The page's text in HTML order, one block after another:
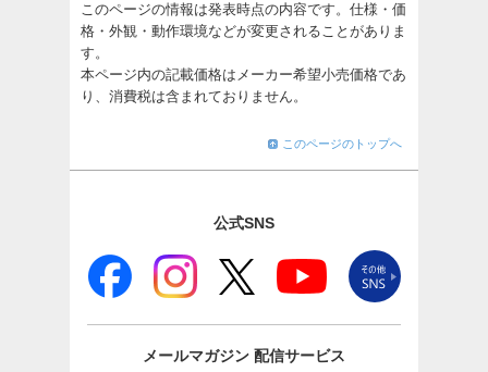
このページの情報は発表時点の内容です。仕様・価
格・外観・動作環境などが変更されることがありま
す。
本ページ内の記載価格はメーカー希望小売価格であ
り、消費税は含まれておりません。
このページのトップへ
公式SNS
メールマガジン 配信サービス